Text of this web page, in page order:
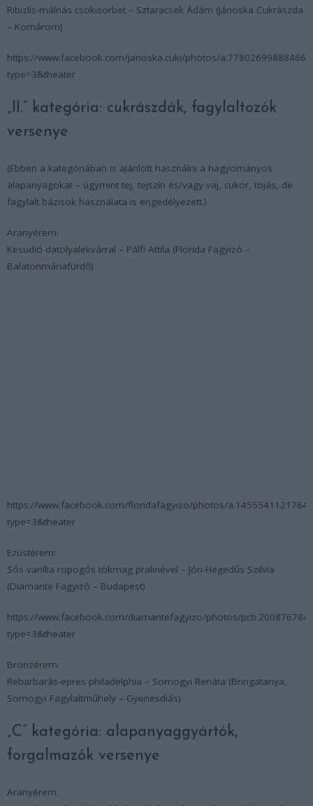
Ribizlis-málnás csokisorbet – Sztaracsek Ádám (Jánoska Cukrászda
– Komárom)
https://www.facebook.com/janoska.cuki/photos/
type=3&theater
„II.” kategória: cukrászdák, fagylaltozók
versenye
(Ebben a kategóriában is ajánlott használni a hagyományos
alapanyagokat – úgymint tej, tejszín és/vagy vaj, cukor, tojás, de
fagylalt bázisok használata is engedélyezett.)
Aranyérem:
Kesudió datolyalekvárral – Pálfi Attila (Florida Fagyizó –
Balatonmáriafürdő)
https://www.facebook.com/floridafagyizo/photos/
type=3&theater
Ezüstérem:
Sós vanília ropogós tökmag pralinével – Jóri-Hegedűs Szilvia
(Diamante Fagyizó – Budapest)
https://www.facebook.com/diamantefagyizo/photos/
type=3&theater
Bronzérem:
Rebarbarás-epres philadelphia – Somogyi Renáta (Bringatanya,
Somogyi Fagylaltműhely – Gyenesdiás)
„C” kategória: alapanyaggyártók,
forgalmazók versenye
Aranyérem: